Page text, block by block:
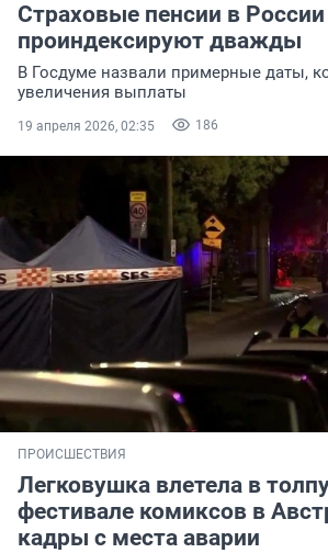
Страховые пенсии в России
проиндексируют дважды
В Госдуме назвали примерные даты,
увеличения выплаты
186
19 апреля 2026, 02:35
ПРОИСШЕСТВИЯ
Легковушка влетела в
фестивале комиксов в
кадры с места аварии